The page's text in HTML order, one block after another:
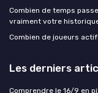
Combien de temps
vraiment votre
Combien de joueurs
Les derniers
Comprendre le 16/9 en